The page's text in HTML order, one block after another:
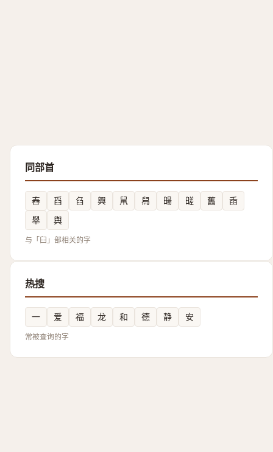
同部首
舂 舀 臽 興 䑕 舄 䑗 䑘 舊
臿
舉
舆
与「臼」部相关的字
热搜
一 爱 福 龙 和 德 静 安
常被查询的字